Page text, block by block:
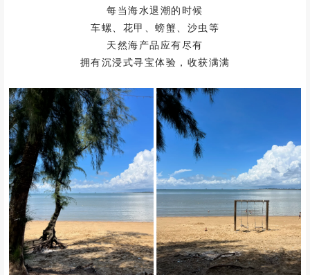
每当海水退潮的时候
车螺、花甲、螃蟹、沙虫等
天然海产品应有尽有
拥有沉浸式寻宝体验，收获满满